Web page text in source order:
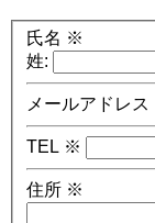
氏名 ※
姓:
メールアドレス
TEL ※
住所 ※